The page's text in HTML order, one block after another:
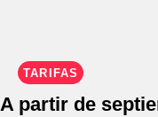
TARIFAS
A partir de